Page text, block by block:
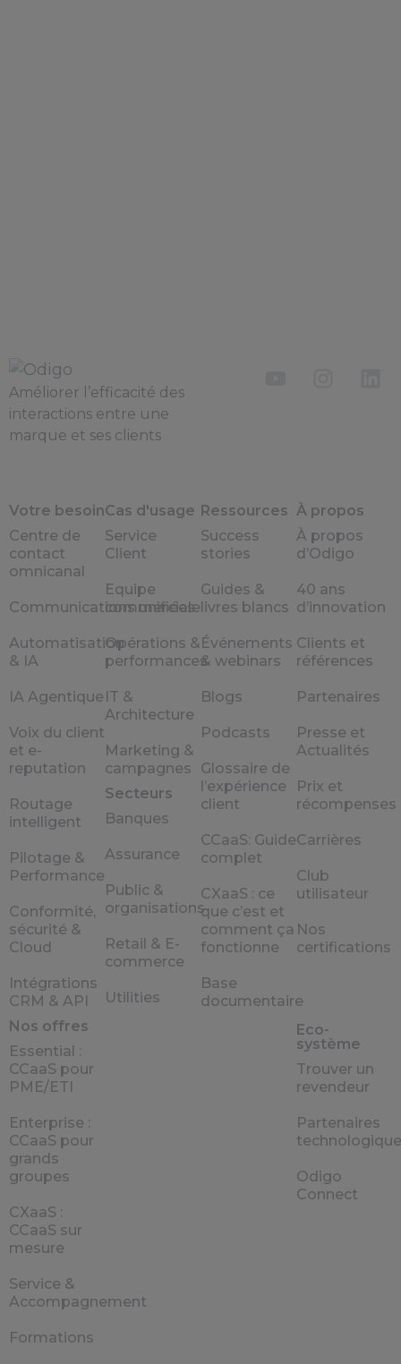
Améliorer l’efficacité des
interactions entre une
marque et ses clients
Votre besoin
Centre de
contact
omnicanal
Communications unifiées
Automatisation
& IA
IA Agentique
Voix du client
et e-
reputation
Routage
intelligent
Pilotage &
Performance
Conformité,
sécurité &
Cloud
Intégrations
CRM & API
Nos offres
Essential :
CCaaS pour
PME/ETI
Enterprise :
CCaaS pour
grands
groupes
CXaaS :
CCaaS sur
mesure
Service &
Accompagnement
Formations
Cas d'usage
Service
Client
Equipe
commerciale
Opérations &
performances
IT &
Architecture
Marketing &
campagnes
Secteurs
Banques
Assurance
Public &
organisations
Retail & E-
commerce
Utilities
Ressources
Success
stories
Guides &
livres blancs
Événements
& webinars
Blogs
Podcasts
Glossaire de
l’expérience
client
CCaaS: Guide
complet
CXaaS : ce
que c’est et
comment ça
fonctionne
Base
documentaire
À propos
À propos
d’Odigo
40 ans
d’innovation
Clients et
références
Partenaires
Presse et
Actualités
Prix et
récompenses
Carrières
Club
utilisateur
Nos
certifications
Eco-
système
Trouver un
revendeur
Partenaires
Odigo
Connect